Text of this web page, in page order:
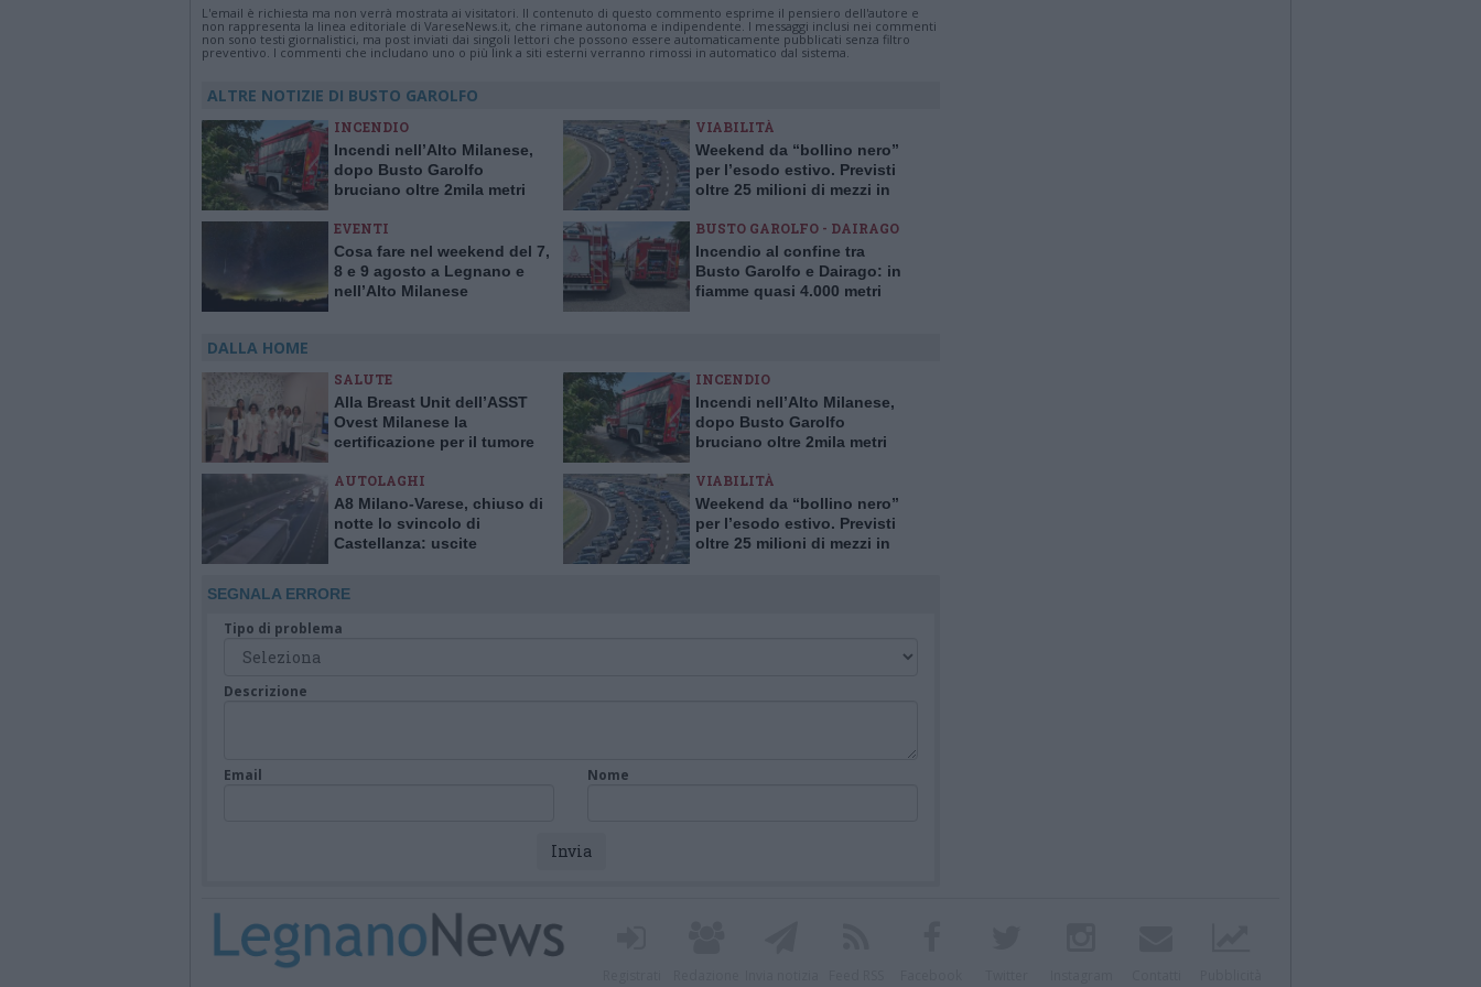
L'email è richiesta ma non verrà mostrata ai visitatori. Il contenuto di questo commento esprime il pensiero dell'autore e
non rappresenta la linea editoriale di VareseNews.it, che rimane autonoma e indipendente. I messaggi inclusi nei commenti
non sono testi giornalistici, ma post inviati dai singoli lettori che possono essere automaticamente pubblicati senza filtro
preventivo. I commenti che includano uno o più link a siti esterni verranno rimossi in automatico dal sistema.
ALTRE NOTIZIE DI BUSTO GAROLFO
INCENDIO
Incendi nell’Alto Milanese,
dopo Busto Garolfo
bruciano oltre 2mila metri
VIABILITÀ
Weekend da “bollino nero”
per l’esodo estivo. Previsti
oltre 25 milioni di mezzi in
EVENTI
Cosa fare nel weekend del 7,
8 e 9 agosto a Legnano e
nell’Alto Milanese
BUSTO GAROLFO - DAIRAGO
Incendio al confine tra
Busto Garolfo e Dairago: in
fiamme quasi 4.000 metri
DALLA HOME
SALUTE
Alla Breast Unit dell’ASST
Ovest Milanese la
certificazione per il tumore
Italia
INCENDIO
Incendi nell’Alto Milanese,
dopo Busto Garolfo
bruciano oltre 2mila metri
AUTOLAGHI
A8 Milano-Varese, chiuso di
notte lo svincolo di
Castellanza: uscite
VIABILITÀ
Weekend da “bollino nero”
per l’esodo estivo. Previsti
oltre 25 milioni di mezzi in
SEGNALA ERRORE
Tipo di problema
Descrizione
Email Nome